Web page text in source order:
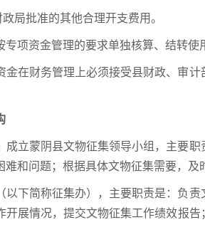
局批准的其他合理开支费用。
专项资金管理的要求单独核算、结转使
金在财务管理上必须接受县财政、审
成立蒙阴县文物征集领导小组，主要
和问题；根据具体文物征集需要，及
以下简称征集办），主要职责是：负
开展情况，提交文物征集工作绩效报